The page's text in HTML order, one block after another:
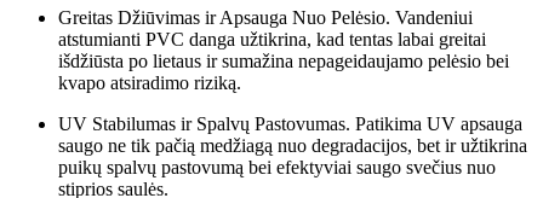
Greitas Džiūvimas ir Apsauga Nuo Pelėsio. Vandeniui
atstumianti PVC danga užtikrina, kad tentas labai greitai
išdžiūsta po lietaus ir sumažina nepageidaujamo pelėsio bei
kvapo atsiradimo riziką.
UV Stabilumas ir Spalvų Pastovumas. Patikima UV apsauga
saugo ne tik pačią medžiagą nuo degradacijos, bet ir užtikrina
puikų spalvų pastovumą bei efektyviai saugo svečius nuo
stiprios saulės.